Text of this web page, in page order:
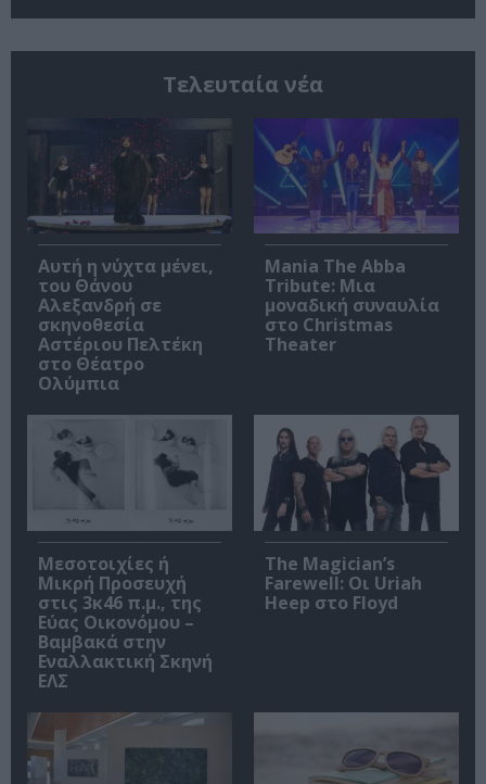
Τελευταία νέα
Αυτή η νύχτα μένει,
του Θάνου
Αλεξανδρή σε
σκηνοθεσία
Αστέριου Πελτέκη
στο Θέατρο
Ολύμπια
Mania The Abba
Tribute: Μια
μοναδική συναυλία
στο Christmas
Theater
Μεσοτοιχίες ή
Μικρή Προσευχή
στις 3κ46 π.μ., της
Εύας Οικονόμου –
Βαμβακά στην
Εναλλακτική Σκηνή
ΕΛΣ
The Magician’s
Farewell: Οι Uriah
Heep στο Floyd